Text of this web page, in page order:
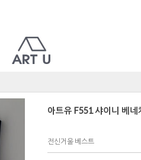
아트유 F551 샤이니 베네
전신거울 베스트